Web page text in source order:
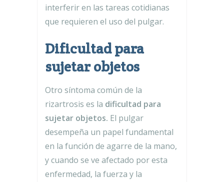
interferir en las tareas cotidianas
que requieren el uso del pulgar.
Dificultad para
sujetar objetos
Otro síntoma común de la
rizartrosis es la dificultad para
sujetar objetos. El pulgar
desempeña un papel fundamental
en la función de agarre de la mano,
y cuando se ve afectado por esta
enfermedad, la fuerza y la